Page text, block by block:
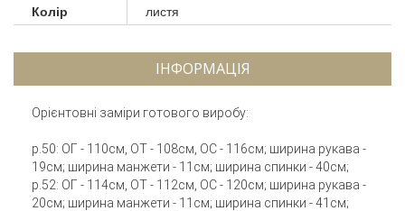
Колір листя
ІНФОРМАЦІЯ
Орієнтовні заміри готового виробу:
р.50: ОГ - 110см, ОТ - 108см, ОС - 116см; ширина рукава -
19см; ширина манжети - 11см; ширина спинки - 40см;
р.52: ОГ - 114см, ОТ - 112см, ОС - 120см; ширина рукава -
20см; ширина манжети - 11см; ширина спинки - 41см;